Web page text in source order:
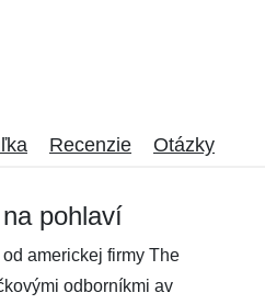
Recenzie Otázky
pohlaví
americkej firmy The
odborníkmi av